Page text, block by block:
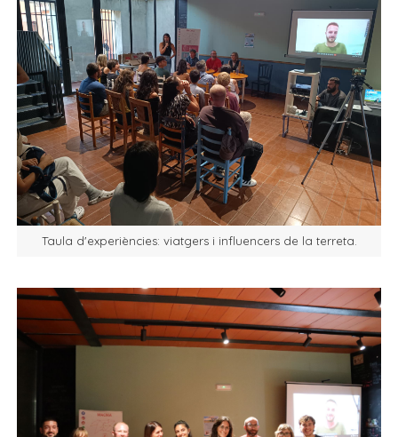
Taula d'experiències: viatgers i influencers de la terreta.